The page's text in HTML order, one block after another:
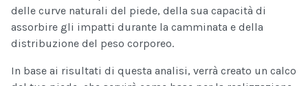
delle curve naturali del piede, della sua capacità di
assorbire gli impatti durante la camminata e della
distribuzione del peso corporeo.
In base ai risultati di questa analisi, verrà creato un calco